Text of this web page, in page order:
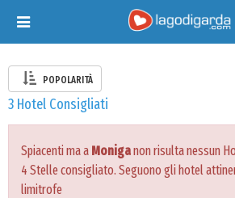
Toggle
navigation
POPOLARITÀ
3 Hotel Consigliati
Spiacenti ma a Moniganon risulta nessun
4 Stelle consigliato. Seguono gli hotel
limitrofe